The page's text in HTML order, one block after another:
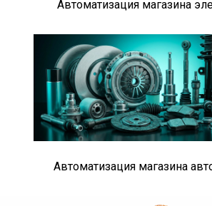
Автоматизация магазина
Автоматизация магазина